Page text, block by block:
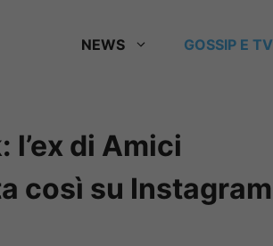
NEWS GOSSIP E TV
di Amici
così su Instagram